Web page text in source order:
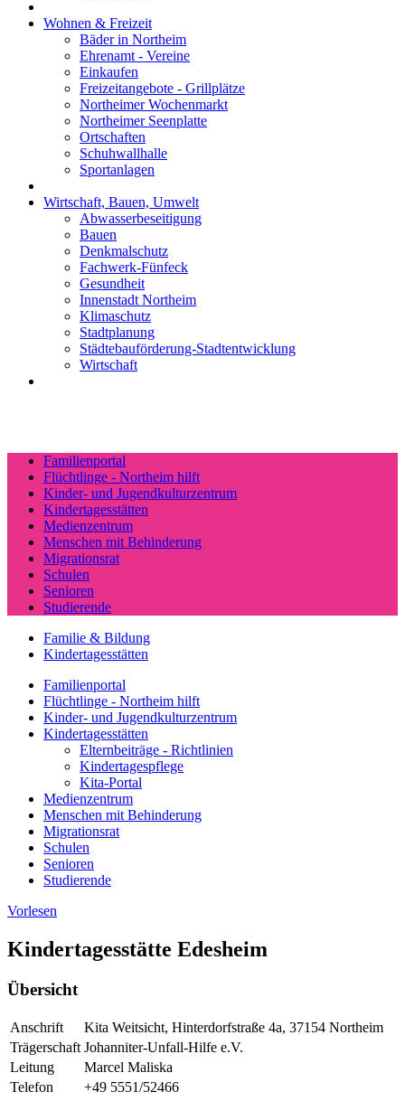
Wohnen & Freizeit
Bäder in Northeim
Ehrenamt - Vereine
Einkaufen
Freizeitangebote - Grillplätze
Northeimer Wochenmarkt
Northeimer Seenplatte
Ortschaften
Schuhwallhalle
Sportanlagen
Wirtschaft, Bauen, Umwelt
Abwasserbeseitigung
Bauen
Denkmalschutz
Fachwerk-Fünfeck
Gesundheit
Innenstadt Northeim
Klimaschutz
Stadtplanung
Städtebauförderung-Stadtentwicklung
Wirtschaft
Familienportal
Flüchtlinge - Northeim hilft
Kinder- und Jugendkulturzentrum
Kindertagesstätten
Medienzentrum
Menschen mit Behinderung
Migrationsrat
Schulen
Senioren
Studierende
Familie & Bildung
Kindertagesstätten
Familienportal
Flüchtlinge - Northeim hilft
Kinder- und Jugendkulturzentrum
Kindertagesstätten
Elternbeiträge - Richtlinien
Kindertagespflege
Kita-Portal
Medienzentrum
Menschen mit Behinderung
Migrationsrat
Schulen
Senioren
Studierende
Vorlesen
Kindertagesstätte Edesheim
Übersicht
Anschrift
Kita Weitsicht, Hinterdorfstraße 4a, 37154 Northeim
Trägerschaft Johanniter-Unfall-Hilfe e.V.
Leitung
Marcel Maliska
Telefon
+49 5551/52466